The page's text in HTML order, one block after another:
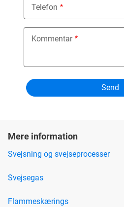
Telefon
Kommentar
Mere information
Svejsning og svejseprocesser
Svejsegas
Flammeskærings